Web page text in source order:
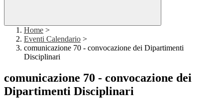
Home >
Eventi Calendario >
comunicazione 70 - convocazione dei Dipartimenti
Disciplinari
comunicazione 70 - convocazione dei
Dipartimenti Disciplinari